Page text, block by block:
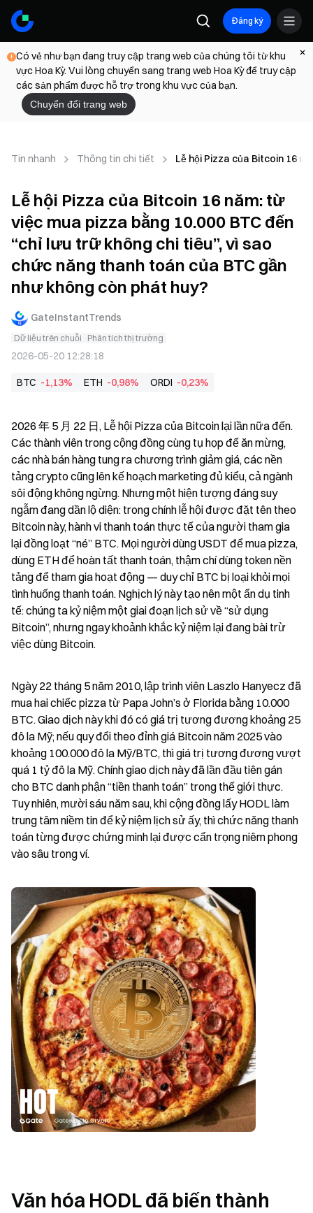
Đăng ký
Có vẻ như bạn đang truy cập trang web của chúng tôi từ khu
vực Hoa Kỳ. Vui lòng chuyển sang trang web Hoa Kỳ để truy cập
các sản phẩm được hỗ trợ trong khu vực của bạn.
Chuyển đổi trang web
Tin nhanh Thông tin chi tiết Lễ hội Pizza của Bitcoin 16
Lễ hội Pizza của Bitcoin 16 năm: từ
việc mua pizza bằng 10.000 BTC đến
“chỉ lưu trữ không chi tiêu”, vì sao
chức năng thanh toán của BTC gần
như không còn phát huy?
GateInstantTrends
Dữ liệu trên chuỗi Phân tích thị trường
2026-05-20 12:28:18
BTC -1,13% ETH -0,98% ORDI -0,23%
2026 年 5 月 22 日, Lễ hội Pizza của Bitcoin lại lần nữa đến.
Các thành viên trong cộng đồng cùng tụ họp để ăn mừng,
các nhà bán hàng tung ra chương trình giảm giá, các nền
tảng crypto cũng lên kế hoạch marketing đủ kiểu, cả ngành
sôi động không ngừng. Nhưng một hiện tượng đáng suy
ngẫm đang dần lộ diện: trong chính lễ hội được đặt tên theo
Bitcoin này, hành vi thanh toán thực tế của người tham gia
lại đồng loạt “né” BTC. Mọi người dùng USDT để mua pizza,
dùng ETH để hoàn tất thanh toán, thậm chí dùng token nền
tảng để tham gia hoạt động — duy chỉ BTC bị loại khỏi mọi
tình huống thanh toán. Nghịch lý này tạo nên một ẩn dụ tinh
tế: chúng ta kỷ niệm một giai đoạn lịch sử về “sử dụng
Bitcoin”, nhưng ngay khoảnh khắc kỷ niệm lại đang bài trừ
việc dùng Bitcoin.
Ngày 22 tháng 5 năm 2010, lập trình viên Laszlo Hanyecz đã
mua hai chiếc pizza từ Papa John’s ở Florida bằng 10.000
BTC. Giao dịch này khi đó có giá trị tương đương khoảng 25
đô la Mỹ; nếu quy đổi theo đỉnh giá Bitcoin năm 2025 vào
khoảng 100.000 đô la Mỹ/BTC, thì giá trị tương đương vượt
quá 1 tỷ đô la Mỹ. Chính giao dịch này đã lần đầu tiên gán
cho BTC danh phận “tiền thanh toán” trong thế giới thực.
Tuy nhiên, mười sáu năm sau, khi cộng đồng lấy HODL làm
trung tâm niềm tin để kỷ niệm lịch sử ấy, thì chức năng thanh
toán từng được chứng minh lại được cẩn trọng niêm phong
vào sâu trong ví.
Văn hóa HODL đã biến thành